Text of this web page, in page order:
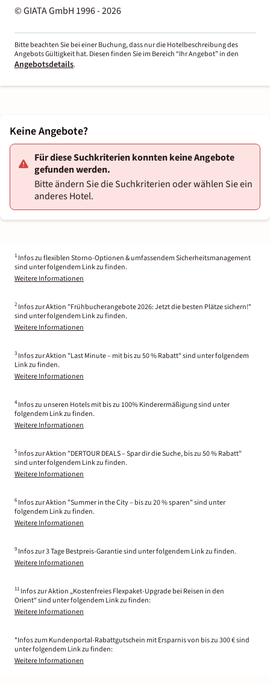
© GIATA GmbH 1996 - 2026
Bitte beachten Sie bei einer Buchung, dass nur die Hotelbeschreibung des
Angebots Gültigkeit hat. Diesen finden Sie im Bereich “Ihr Angebot” in den
Angebotsdetails.
Keine Angebote?
Für diese Suchkriterien konnten keine Angebote
gefunden werden.
Bitte ändern Sie die Suchkriterien oder wählen Sie ein
anderes Hotel.
1 Infos zu flexiblen Storno-Optionen & umfassendem Sicherheitsmanagement
sind unter folgendem Link zu finden.
Weitere Informationen
2 Infos zur Aktion "Frühbucherangebote 2026: Jetzt die besten Plätze sichern!"
sind unter folgendem Link zu finden.
Weitere Informationen
3 Infos zur Aktion "Last Minute – mit bis zu 50 % Rabatt" sind unter folgendem
Link zu finden.
Weitere Informationen
4 Infos zu unseren Hotels mit bis zu 100% Kinderermäßigung sind unter
folgendem Link zu finden.
Weitere Informationen
5 Infos zur Aktion "DERTOUR DEALS – Spar dir die Suche, bis zu 50 % Rabatt"
sind unter folgendem Link zu finden.
Weitere Informationen
6 Infos zur Aktion "Summer in the City – bis zu 20 % sparen" sind unter
folgendem Link zu finden.
Weitere Informationen
9 Infos zur 3 Tage Bestpreis-Garantie sind unter folgendem Link zu finden.
Weitere Informationen
11 Infos zur Aktion „Kostenfreies Flexpaket-Upgrade bei Reisen in den
Orient“ sind unter folgendem Link zu finden:
Weitere Informationen
*Infos zum Kundenportal-Rabattgutschein mit Ersparnis von bis zu 300 € sind
unter folgendem Link zu finden:
Weitere Informationen